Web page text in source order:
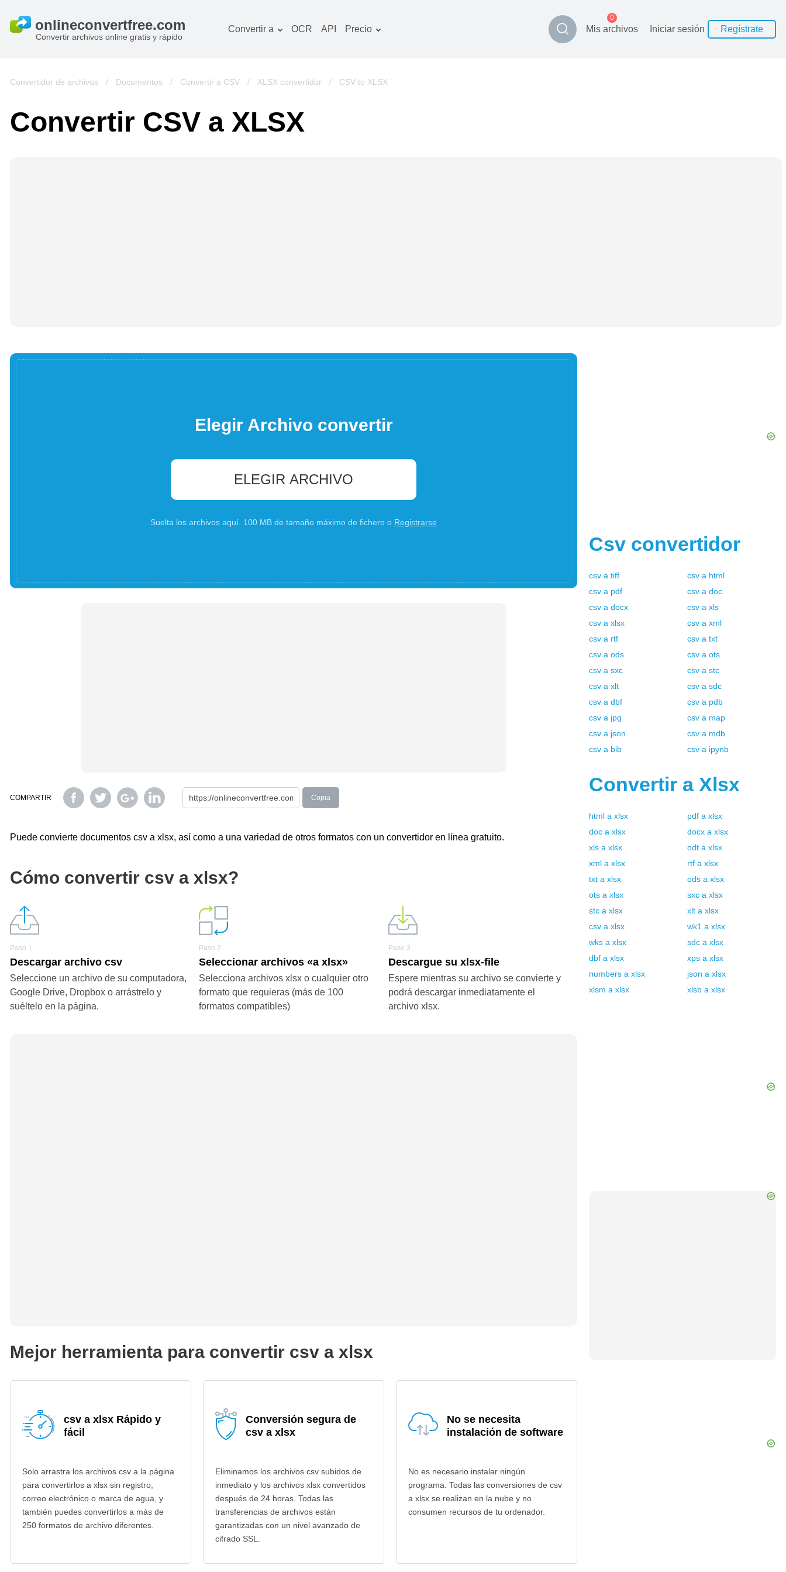
Convertir archivos online gratis y rápido
Convertir a
Imagines convertidor
Libros convertidor
OCR API Precio Mis archivos
0
Iniciar sesión Regístrate
Convertidor de archivos / Documentos / Convertir a CSV / XLSX convertidor / CSV to XLSX
Convertir CSV a XLSX
Elegir Archivo convertir
ELEGIR ARCHIVO
Suelta los archivos aquí. 100 MB de tamaño máximo de fichero o Registrarse
COMPARTIR Copia
Puede convierte documentos csv a xlsx, así como a una variedad de otros formatos con un convertidor en línea gratuito.
Cómo convertir csv a xlsx?
Paso 1
Descargar archivo csv
Seleccione un archivo de su computadora,
Google Drive, Dropbox o arrástrelo y
suéltelo en la página.
Paso 2
Seleccionar archivos «a xlsx»
Selecciona archivos xlsx o cualquier otro
formato que requieras (más de 100
formatos compatibles)
Paso 3
Descargue su xlsx-file
Espere mientras su archivo se convierte y
podrá descargar inmediatamente el
archivo xlsx.
Mejor herramienta para convertir csv a xlsx
csv a xlsx Rápido y
fácil
Solo arrastra los archivos csv a la página
para convertirlos a xlsx sin registro,
correo electrónico o marca de agua, y
también puedes convertirlos a más de
250 formatos de archivo diferentes.
Conversión segura de
csv a xlsx
Eliminamos los archivos csv subidos de
inmediato y los archivos xlsx convertidos
después de 24 horas. Todas las
transferencias de archivos están
garantizadas con un nivel avanzado de
cifrado SSL.
No se necesita
instalación de software
No es necesario instalar ningún
programa. Todas las conversiones de csv
a xlsx se realizan en la nube y no
consumen recursos de tu ordenador.
Csv convertidor
csv a tiff csv a html
csv a pdf csv a doc
csv a docx csv a xls
csv a xlsx csv a xml
csv a rtf csv a txt
csv a ods csv a ots
csv a sxc csv a stc
csv a xlt csv a sdc
csv a dbf csv a pdb
csv a jpg csv a map
csv a json csv a mdb
csv a bib csv a ipynb
Convertir a Xlsx
html a xlsx pdf a xlsx
doc a xlsx docx a xlsx
xls a xlsx odt a xlsx
xml a xlsx rtf a xlsx
txt a xlsx ods a xlsx
ots a xlsx sxc a xlsx
stc a xlsx xlt a xlsx
csv a xlsx wk1 a xlsx
wks a xlsx sdc a xlsx
dbf a xlsx xps a xlsx
numbers a xlsx json a xlsx
xlsm a xlsx xlsb a xlsx